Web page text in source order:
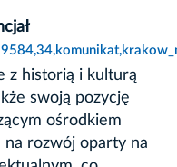
z historią i kulturą
swoją pozycję
ośrodkiem
na rozwój oparty na